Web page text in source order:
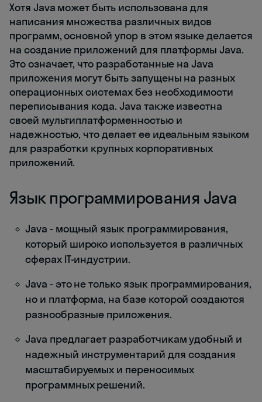
Хотя Java может быть использована для
написания множества различных видов
программ, основной упор в этом языке делается
на создание приложений для платформы Java.
Это означает, что разработанные на Java
приложения могут быть запущены на разных
операционных системах без необходимости
переписывания кода. Java также известна
своей мультиплатформенностью и
надежностью, что делает ее идеальным языком
для разработки крупных корпоративных
приложений.
Язык программирования Java
Java - мощный язык программирования,
который широко используется в различных
сферах IT-индустрии.
Java - это не только язык программирования,
но и платформа, на базе которой создаются
разнообразные приложения.
Java предлагает разработчикам удобный и
надежный инструментарий для создания
масштабируемых и переносимых
программных решений.